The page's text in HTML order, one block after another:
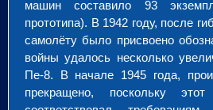
машин составило 93
прототипа). В 1942 году, после
самолёту было присвоено
войны удалось несколько
Пе-8. В начале 1945 года,
прекращено, поскольку